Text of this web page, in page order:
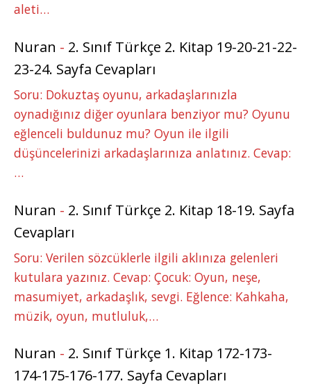
aleti…
Nuran - 2. Sınıf Türkçe 2. Kitap 19-20-21-22-
23-24. Sayfa Cevapları
Soru: Dokuztaş oyunu, arkadaşlarınızla
oynadığınız diğer oyunlara benziyor mu? Oyunu
eğlenceli buldunuz mu? Oyun ile ilgili
düşüncelerinizi arkadaşlarınıza anlatınız. Cevap:
…
Nuran - 2. Sınıf Türkçe 2. Kitap 18-19. Sayfa
Cevapları
Soru: Verilen sözcüklerle ilgili aklınıza gelenleri
kutulara yazınız. Cevap: Çocuk: Oyun, neşe,
masumiyet, arkadaşlık, sevgi. Eğlence: Kahkaha,
müzik, oyun, mutluluk,…
Nuran - 2. Sınıf Türkçe 1. Kitap 172-173-
174-175-176-177. Sayfa Cevapları